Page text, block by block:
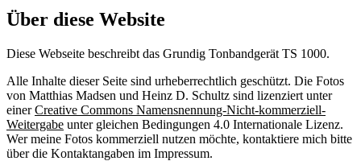
Über diese Website
Diese Webseite beschreibt das Grundig Tonbandgerät TS 1000.
Alle Inhalte dieser Seite sind urheberrechtlich geschützt. Die Fotos
von Matthias Madsen und Heinz D. Schultz sind lizenziert unter
einerCreative Commons Namensnennung-Nicht-kommerziell-
Weitergabe unter gleichen Bedingungen 4.0 Internationale Lizenz.
Wer meine Fotos kommerziell nutzen möchte, kontaktiere mich bitte
über die Kontaktangaben im Impressum.